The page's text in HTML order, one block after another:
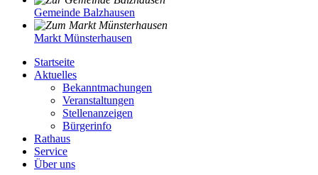
Gemeinde Balzhausen
Markt Münsterhausen
Startseite
Aktuelles
Bekanntmachungen
Veranstaltungen
Stellenanzeigen
Bürgerinfo
Rathaus
Service
Über uns